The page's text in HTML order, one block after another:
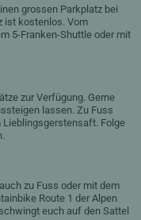
grossen Parkplatz bei
ist kostenlos. Vom
5-Franken-Shuttle oder mit
zur Verfügung. Gerne
lassen. Zu Fuss
Lieblingsgerstensaft. Folge
zu Fuss oder mit dem
Route 1 der Alpen
euch auf den Sattel